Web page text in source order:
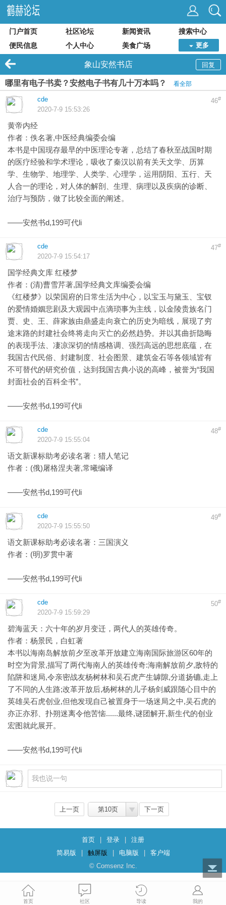
门户首页 社区论坛 新闻资讯
搜索中心
便民信息
个人中心 美食广场 更多
回复
象山安然书店
哪里有电子书卖？安然电子书有几十万本吗？ 看全部
46#
cde
2020-7-9 15:53:26
黄帝内经
作者：佚名著,中医经典编委会编
本书是中国现存最早的中医理论专著，总结了春秋至战国时期
的医疗经验和学术理论，吸收了秦汉以前有关天文学、历算
学、生物学、地理学、人类学、心理学，运用阴阳、五行、天
人合一的理论，对人体的解剖、生理、病理以及疾病的诊断、
治疗与预防，做了比较全面的阐述。
——安然书d,199可代li
47#
cde
2020-7-9 15:54:17
国学经典文库 红楼梦
作者：(清)曹雪芹著,国学经典文库编委会编
《红楼梦》以荣国府的日常生活为中心，以宝玉与黛玉、宝钗
的爱情婚姻悲剧及大观园中点滴琐事为主线，以金陵贵族名门
贾、史、王、薛家族由鼎盛走向衰亡的历史为暗线，展现了穷
途末路的封建社会终将走向灭亡的必然趋势。并以其曲折隐晦
的表现手法、凄凉深切的情感格调、强烈高远的思想底蕴，在
我国古代民俗、封建制度、社会图景、建筑金石等各领域皆有
不可替代的研究价值，达到我国古典小说的高峰，被誉为“我国
封面社会的百科全书”。
——安然书d,199可代li
48#
cde
2020-7-9 15:55:04
语文新课标助考必读名著：猎人笔记
作者：(俄)屠格涅夫著,常曦编译
——安然书d,199可代li
49#
cde
2020-7-9 15:55:50
语文新课标助考必读名著：三国演义
作者：(明)罗贯中著
——安然书d,199可代li
50#
cde
2020-7-9 15:59:29
碧海蓝天：六十年的岁月变迁，两代人的英雄传奇。
作者：杨景民，白虹著
本书以海南岛解放前夕至改革开放建立海南国际旅游区60年的
时空为背景,描写了两代海南人的英雄传奇:海南解放前夕,敌特的
陷阱和迷局,令亲密战友杨树林和吴石虎产生罅隙,分道扬镳,走上
了不同的人生路;改革开放后,杨树林的儿子杨剑威跟随心目中的
英雄吴石虎创业,但他发现自己被置身于一场迷局之中,吴石虎的
亦正亦邪、扑朔迷离令他苦恼......最终,谜团解开,新生代的创业
宏图就此展开。
——安然书d,199可代li
上一页 第10页 下一页
首页 登录
注册
简易版
触屏版 电脑版
客户端
© Comsenz Inc.
首页 社区 导读 我的